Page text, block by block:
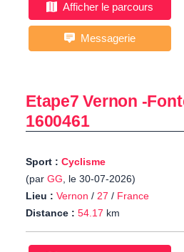
Afficher le parcours
Messagerie
Etape7 Vernon -
1600461
Sport : Cyclisme
(par GG, le 30-07-2026)
Lieu : Vernon / 27 / France
Distance : 54.17 km